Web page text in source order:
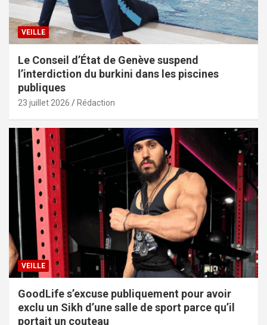
VEILLE
Le Conseil d’État de Genève suspend
l’interdiction du burkini dans les piscines
publiques
23 juillet 2026 Rédaction
VEILLE
GoodLife s’excuse publiquement pour avoir
exclu un Sikh d’une salle de sport parce qu’il
portait un couteau